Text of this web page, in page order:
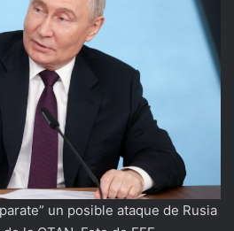
un posible ataque de Rusia